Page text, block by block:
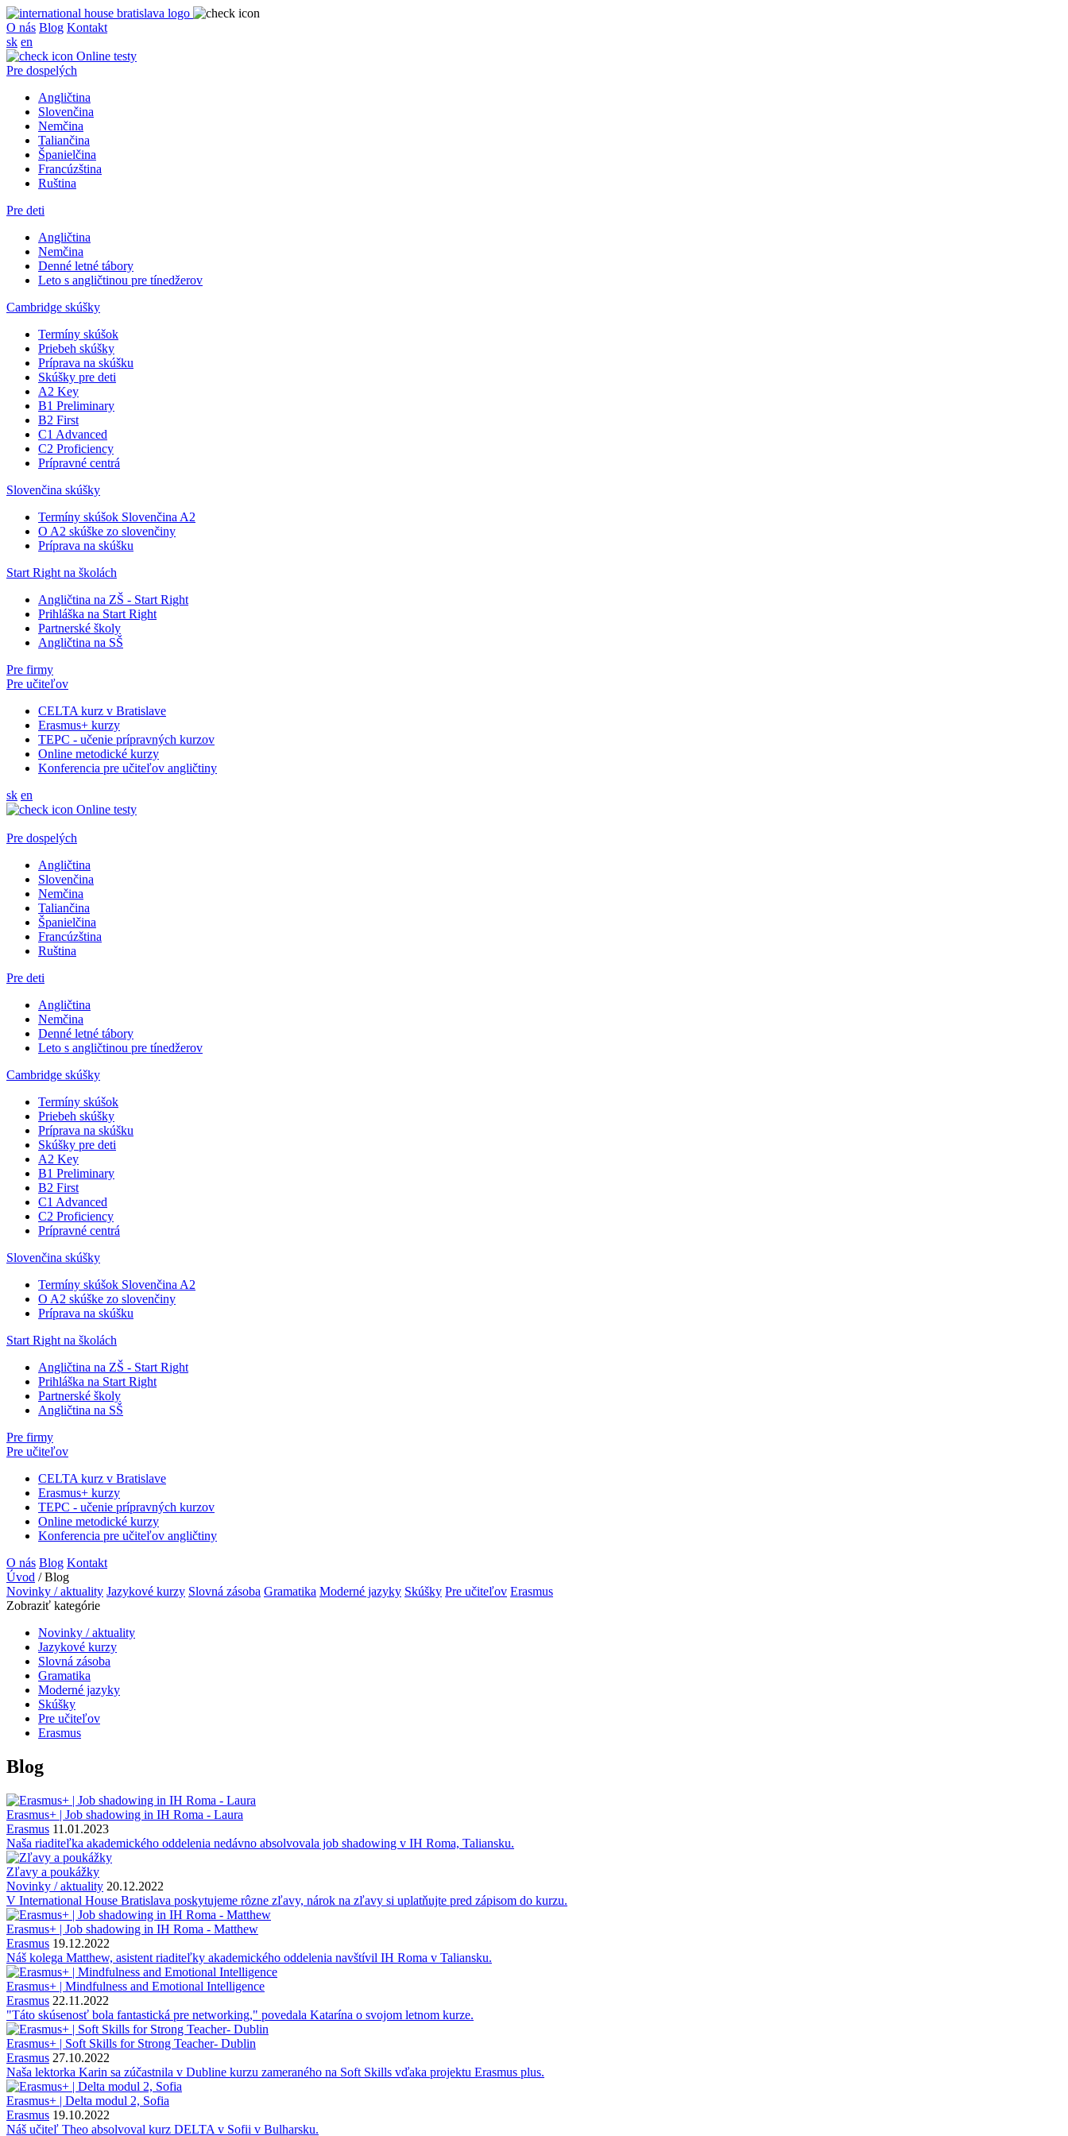
O nás Blog Kontakt
sk en
Online testy
Pre dospelých
Angličtina
Slovenčina
Nemčina
Taliančina
Španielčina
Francúzština
Ruština
Pre deti
Angličtina
Nemčina
Denné letné tábory
Leto s angličtinou pre tínedžerov
Cambridge skúšky
Termíny skúšok
Priebeh skúšky
Príprava na skúšku
Skúšky pre deti
A2 Key
B1 Preliminary
B2 First
C1 Advanced
C2 Proficiency
Prípravné centrá
Slovenčina skúšky
Termíny skúšok Slovenčina A2
O A2 skúške zo slovenčiny
Príprava na skúšku
Start Right na školách
Angličtina na ZŠ - Start Right
Prihláška na Start Right
Partnerské školy
Angličtina na SŠ
Pre firmy
Pre učiteľov
CELTA kurz v Bratislave
Erasmus+ kurzy
TEPC - učenie prípravných kurzov
Online metodické kurzy
Konferencia pre učiteľov angličtiny
sk en
Online testy
Pre dospelých
Angličtina
Slovenčina
Nemčina
Taliančina
Španielčina
Francúzština
Ruština
Pre deti
Angličtina
Nemčina
Denné letné tábory
Leto s angličtinou pre tínedžerov
Cambridge skúšky
Termíny skúšok
Priebeh skúšky
Príprava na skúšku
Skúšky pre deti
A2 Key
B1 Preliminary
B2 First
C1 Advanced
C2 Proficiency
Prípravné centrá
Slovenčina skúšky
Termíny skúšok Slovenčina A2
O A2 skúške zo slovenčiny
Príprava na skúšku
Start Right na školách
Angličtina na ZŠ - Start Right
Prihláška na Start Right
Partnerské školy
Angličtina na SŠ
Pre firmy
Pre učiteľov
CELTA kurz v Bratislave
Erasmus+ kurzy
TEPC - učenie prípravných kurzov
Online metodické kurzy
Konferencia pre učiteľov angličtiny
O nás Blog Kontakt
Úvod /Blog
Novinky / aktuality Jazykové kurzy Slovná zásoba Gramatika Moderné jazyky Skúšky Pre učiteľov Erasmus
Zobraziť kategórie
Novinky / aktuality
Jazykové kurzy
Slovná zásoba
Gramatika
Moderné jazyky
Skúšky
Pre učiteľov
Erasmus
Blog
Erasmus+ | Job shadowing in IH Roma - Laura
Erasmus 11.01.2023
Naša riaditeľka akademického oddelenia nedávno absolvovala job shadowing v IH Roma, Taliansku.
Zľavy a poukážky
Novinky / aktuality 20.12.2022
V International House Bratislava poskytujeme rôzne zľavy, nárok na zľavy si uplatňujte pred zápisom do kurzu.
Erasmus+ | Job shadowing in IH Roma - Matthew
Erasmus 19.12.2022
Náš kolega Matthew, asistent riaditeľky akademického oddelenia navštívil IH Roma v Taliansku.
Erasmus+ | Mindfulness and Emotional Intelligence
Erasmus 22.11.2022
"Táto skúsenosť bola fantastická pre networking," povedala Katarína o svojom letnom kurze.
Erasmus+ | Soft Skills for Strong Teacher- Dublin
Erasmus 27.10.2022
Naša lektorka Karin sa zúčastnila v Dubline kurzu zameraného na Soft Skills vďaka projektu Erasmus plus.
Erasmus+ | Delta modul 2, Sofia
Erasmus 19.10.2022
Náš učiteľ Theo absolvoval kurz DELTA v Sofii v Bulharsku.